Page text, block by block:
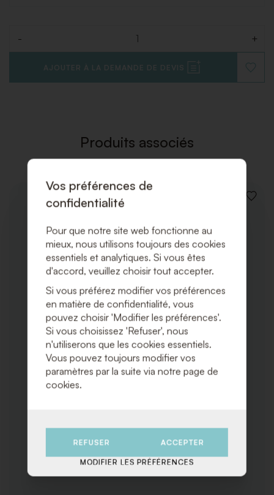
- +
AJOUTER À LA DEMANDE DE DEVIS
À
Produits associés
Vos préférences de
confidentialité
Pour que notre site web fonctionne au
mieux, nous utilisons toujours des cookies
essentiels et analytiques. Si vous êtes
d'accord, veuillez choisir tout accepter.
Si vous préférez modifier vos préférences
en matière de confidentialité, vous
pouvez choisir 'Modifier les préférences'.
Si vous choisissez 'Refuser', nous
n'utiliserons que les cookies essentiels.
Vous pouvez toujours modifier vos
paramètres par la suite via notre page de
cookies.
REFUSER ACCEPTER
MODIFIER LES PRÉFÉRENCES